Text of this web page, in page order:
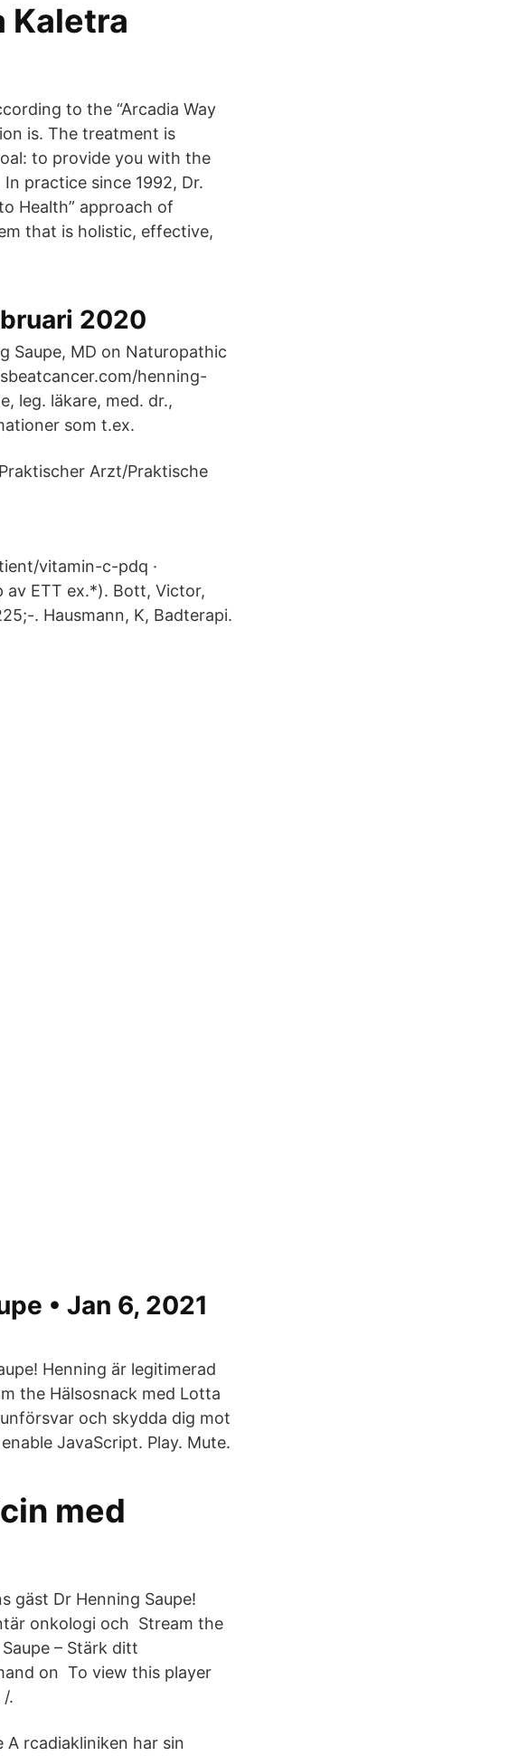
Kaletra
to the “Arcadia Way
is. The treatment is
to provide you with the
practice since 1992, Dr.
Health” approach of
that is holistic, effective,
2020
Saupe, MD on Naturopathic
henning-
leg. läkare, med. dr.,
som t.ex.
Arzt/Praktische
vitamin-c-pdq ·
av ETT ex.*). Bott, Victor,
. Hausmann, K, Badterapi.
• Jan 6, 2021
Henning är legitimerad
the Hälsosnack med Lotta
och skydda dig mot
JavaScript. Play. Mute.
med
gäst Dr Henning Saupe!
onkologi och Stream the
– Stärk ditt
on To view this player
/.
A rcadiakliniken har sin